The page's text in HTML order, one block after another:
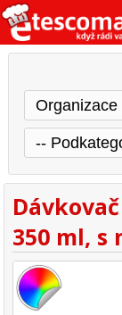
350 ml,